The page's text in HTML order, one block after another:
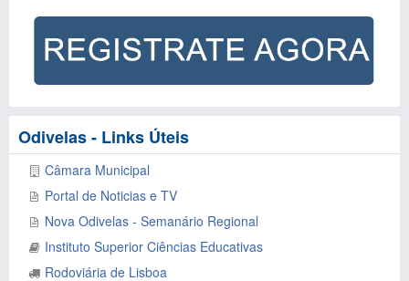
Odivelas - Links Úteis
Câmara Municipal
Portal de Noticias e TV
Nova Odivelas - Semanário Regional
Instituto Superior Ciências Educativas
Rodoviária de Lisboa